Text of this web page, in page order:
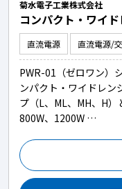
菊水電子工業株式会社
コンパクト・ワイ
直流電源 直流電源/
PWR-01（ゼロワン）
ンパクト・ワイドレン
プ（L、ML、MH、H）
800W、1200W …